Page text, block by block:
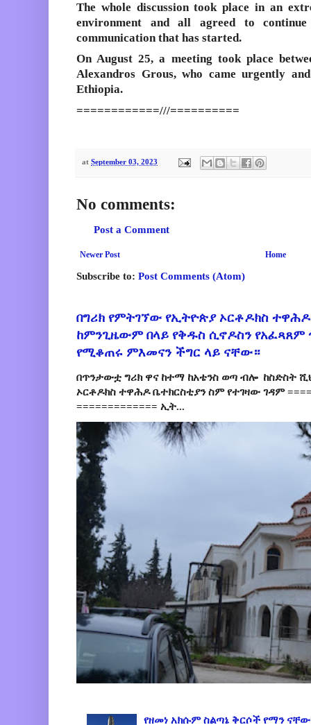
The whole discussion took place in an
environment and all agreed to
communication that has started.
On August 25, a meeting took place
Alexandros Grous, who came urgently
Ethiopia.
============///==========
at September 03, 2023
No comments:
Post a Comment
Newer Post Home
Subscribe to: Post Comments (Atom)
በግሪክ የምትገኘው የኢትዮጵያ ኦርቶዶክስ
ከምንጊዜውም በላይ የቅዱስ ሲኖዶስን የአፈጻጸም
የሚቆጠሩ ምእመናን ችግር ላይ ናቸው።
በጥንታውቷ ግሪክ ዋና ከተማ ከአቴንስ ወጣ ብሎ ከስድስት
ኦርቶዶክስ ተዋሕዶ ቤተክርስቲያን ስም የተገዛው ገዳም
============= ኢት...
የዘመነ አክሱም ስልጣኔ ቅርሶች የማን